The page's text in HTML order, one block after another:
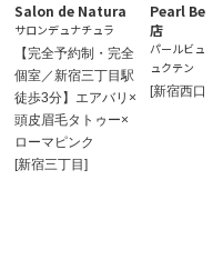
Salon de Natura
サロンデュナチュラ
【完全予約制・完全
個室／新宿三丁目駅
徒歩3分】エアバリ×
頭皮眉毛タトゥー×
ローマピンク
[新宿三丁目]
Pearl
店
パールビュー
ュクテン
[新宿西口]